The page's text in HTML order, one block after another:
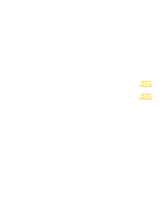
.src
.src